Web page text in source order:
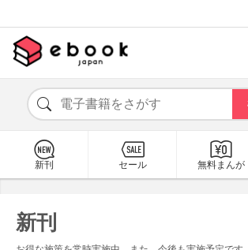
新刊 セール 無料まんが
新刊